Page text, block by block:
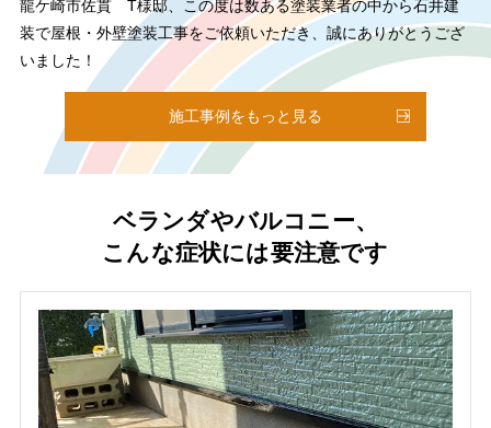
龍ケ崎市佐貫 T様邸、この度は数ある塗装業者の中から石井建
装で屋根・外壁塗装工事をご依頼いただき、誠にありがとうござ
いました！
屋根は遮熱性鋼板と断熱材との相乗効果で断熱性の優れたカバ
ー、外壁は汚れのつきにくい超低汚染塗料で施工させていただき
ました！
ガラッとイメージが変わり、シックで素敵な佇まいとなりまし
また定期点検にお伺いしますが、なにか気になる点がございまし
たらご連絡くださいませ。
施工事例をもっと見る
ベランダやバルコニー、
こんな症状には要注意です